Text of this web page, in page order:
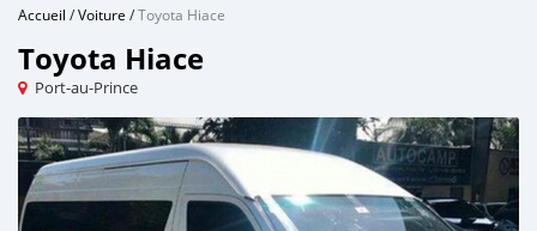
Accueil /Voiture /Toyota Hiace
Toyota Hiace
Port-au-Prince